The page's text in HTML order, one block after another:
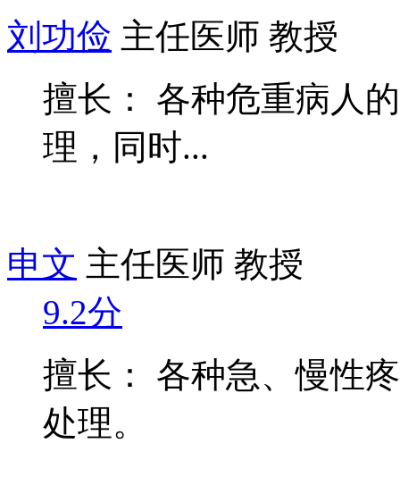
刘功俭 主任医师 教授
擅长： 各种危重病人
理，同时...
申文 主任医师 教授
9.2分
擅长： 各种急、慢性
处理。